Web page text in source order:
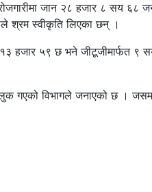
जान २८ हजार ८ सय
श्रम स्वीकृति लिएका छन् ।
हजार ५९ छ भने जीटूजीमार्फत ९
गएको विभागले जनाएको छ ।